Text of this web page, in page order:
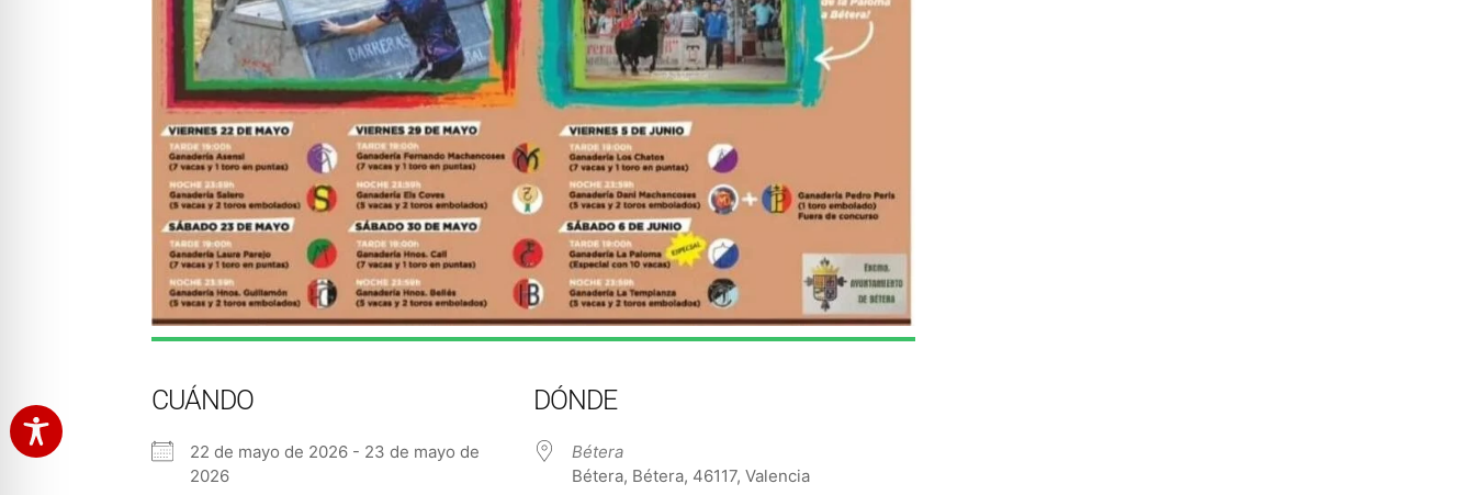
CUÁNDO
22 de mayo de 2026 - 23 de mayo de
2026
DÓNDE
Bétera
Bétera, Bétera, 46117, Valencia